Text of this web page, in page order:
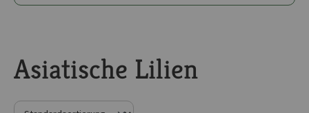
Asiatische Lilien